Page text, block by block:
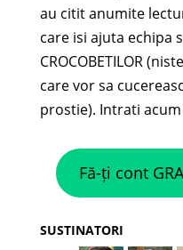
au citit anumite
care isi ajuta echipa
CROCOBETILOR
care vor sa
prostie). Intrati
Fă-ți cont
SUSTINATORI